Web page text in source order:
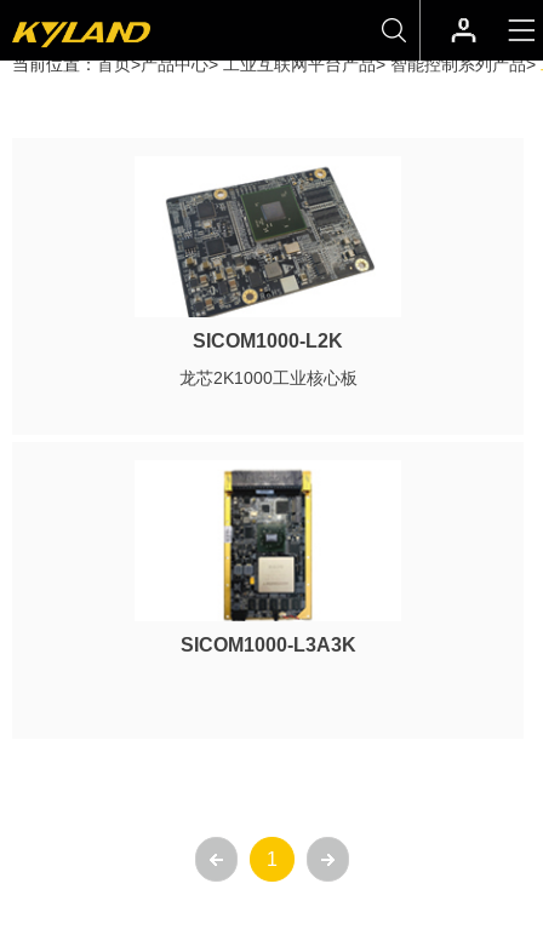
当前位置：首页>产品中心>工业互联网平台产品>智能控制系列产品>
SICOM1000-L2K
龙芯2K1000工业核心板
SICOM1000-L3A3K
1